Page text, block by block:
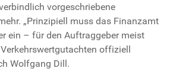
vorgeschriebene
„Prinzipiell muss das Finanzamt
ein – für den Auftraggeber meist
offiziell
Wolfgang Dill.